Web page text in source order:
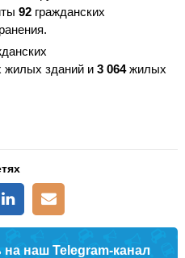
92 гражданских
жилых зданий и 3 064жилых
наш Telegram-канал